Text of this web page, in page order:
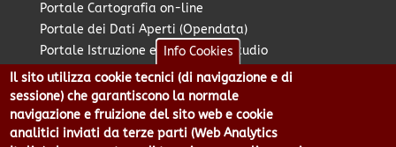
Portale Cartografia on-line
Portale dei Dati Aperti (Opendata)
Portale Istruzione e Diritto allo Studio
Portale Marketing Territoriale
Portale Piano Strategico Metropolitano
Portale PUMS di GenovaMetropoli
Portale Stazione Unica Appaltante
Info Cookies
Il sito utilizza cookie tecnici (di navigazione e di
sessione) che garantiscono la normale
navigazione e fruizione del sito web e cookie
analitici inviati da terze parti (Web Analytics